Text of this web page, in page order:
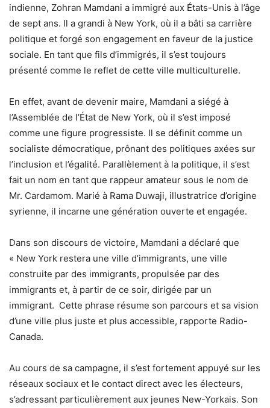
indienne, Zohran Mamdani a immigré aux États-Unis à l’âge
de sept ans. Il a grandi à New York, où il a bâti sa carrière
politique et forgé son engagement en faveur de la justice
sociale. En tant que fils d’immigrés, il s’est toujours
présenté comme le reflet de cette ville multiculturelle.
En effet, avant de devenir maire, Mamdani a siégé à
l’Assemblée de l’État de New York, où il s’est imposé
comme une figure progressiste. Il se définit comme un
socialiste démocratique, prônant des politiques axées sur
l’inclusion et l’égalité. Parallèlement à la politique, il s’est
fait un nom en tant que rappeur amateur sous le nom de
Mr. Cardamom. Marié à Rama Duwaji, illustratrice d’origine
syrienne, il incarne une génération ouverte et engagée.
Dans son discours de victoire, Mamdani a déclaré que
« New York restera une ville d’immigrants, une ville
construite par des immigrants, propulsée par des
immigrants et, à partir de ce soir, dirigée par un
immigrant. Cette phrase résume son parcours et sa vision
d’une ville plus juste et plus accessible, rapporte Radio-
Canada.
Au cours de sa campagne, il s’est fortement appuyé sur les
réseaux sociaux et le contact direct avec les électeurs,
s’adressant particulièrement aux jeunes New-Yorkais. Son